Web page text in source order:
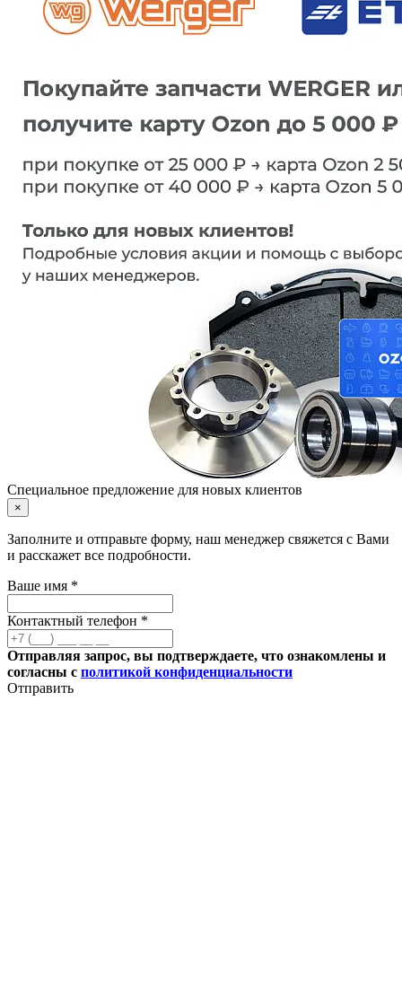
Специальное предложение для новых клиентов
×
Заполните и отправьте форму, наш менеджер свяжется с Вами
и расскажет все подробности.
Ваше имя *
Контактный телефон *
Отправляя запрос, вы подтверждаете, что ознакомлены и
согласны с политикой конфиденциальности
Отправить